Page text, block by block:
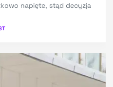
napięte, stąd decyzja